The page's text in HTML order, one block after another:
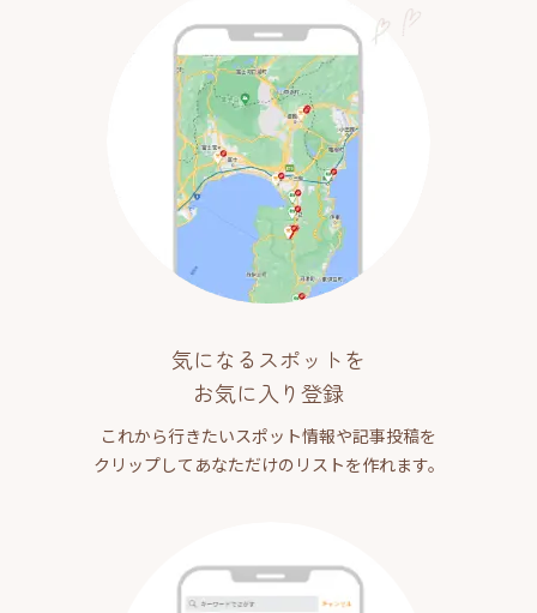
気になるスポットを
お気に入り登録
これから行きたいスポット情報や記事投稿を
クリップしてあなただけのリストを作れます。